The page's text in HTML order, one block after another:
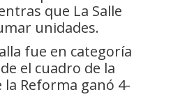
que La Salle
unidades.
fue en categoría
el cuadro de la
Reforma ganó 4-